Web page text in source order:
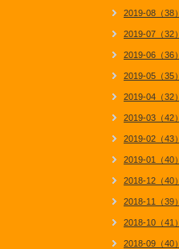
2019-08（38）
2019-07（32）
2019-06（36）
2019-05（35）
2019-04（32）
2019-03（42）
2019-02（43）
2019-01（40）
2018-12（40）
2018-11（39）
2018-10（41）
2018-09（40）